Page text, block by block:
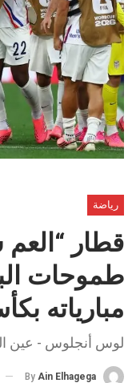
رياضة
قطار
طموحات
مبارياته
لوس أنجلوس - عين
By Ain Elhagega